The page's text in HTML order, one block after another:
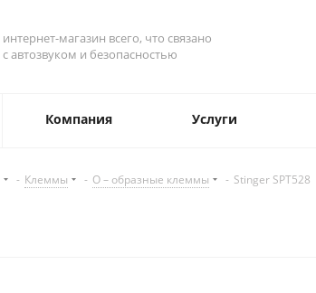
интернет-магазин всего, что связано
с автозвуком и безопасностью
Компания Услуги
- Клеммы - О – образные клеммы - Stinger SPT528